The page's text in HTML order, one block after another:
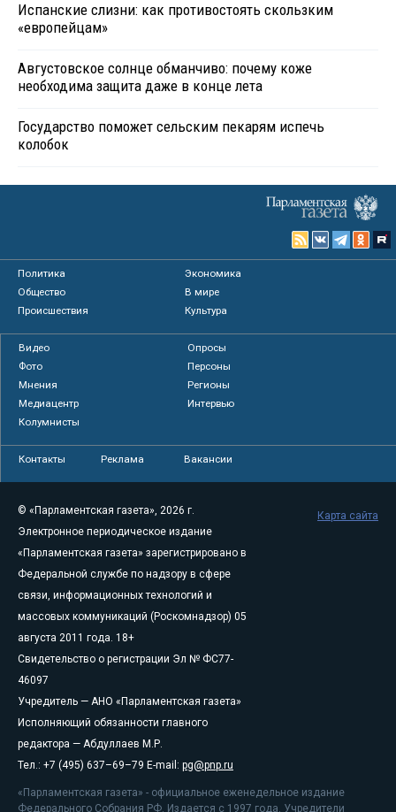
Испанские слизни: как противостоять скользким
«европейцам»
Августовское солнце обманчиво: почему коже
необходима защита даже в конце лета
Государство поможет сельским пекарям испечь
колобок
Политика
Экономика
Общество
В мире
Происшествия
Культура
Видео
Опросы
Фото
Персоны
Мнения
Регионы
Медиацентр
Интервью
Колумнисты
Контакты Реклама Вакансии
© «Парламентская газета», 2026 г.
Электронное периодическое издание
«Парламентская газета» зарегистрировано в
Федеральной службе по надзору в сфере
связи, информационных технологий и
массовых коммуникаций (Роскомнадзор) 05
августа 2011 года. 18+
Свидетельство о регистрации Эл № ФС77-
46097
Учредитель — АНО «Парламентская газета»
Исполняющий обязанности главного
редактора — Абдуллаев М.Р.
Тел.: +7 (495) 637–69–79 E-mail: pg@pnp.ru
«Парламентская газета» - официальное еженедельное издание
Федерального Собрания РФ. Издается с 1997 года. Учредители
Карта сайта